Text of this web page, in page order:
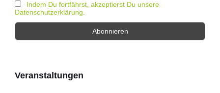
Indem Du fortfährst, akzeptierst Du unsere
Datenschutzerklärung.
Veranstaltungen